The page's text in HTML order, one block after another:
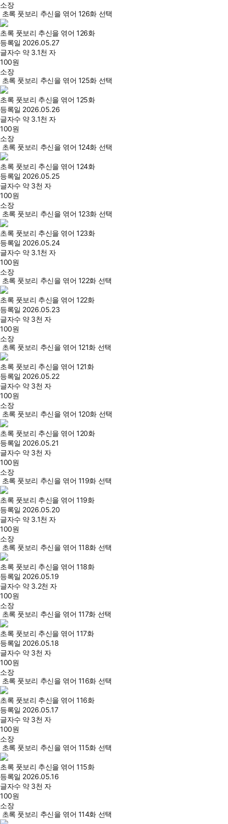
소장
초록 풋보리 추신을 엮어 126화 선택
초록 풋보리 추신을 엮어 126화
등록일 2026.05.27
글자수 약 3.1천 자
100원
소장
초록 풋보리 추신을 엮어 125화 선택
초록 풋보리 추신을 엮어 125화
등록일 2026.05.26
글자수 약 3.1천 자
100원
소장
초록 풋보리 추신을 엮어 124화 선택
초록 풋보리 추신을 엮어 124화
등록일 2026.05.25
글자수 약 3천 자
100원
소장
초록 풋보리 추신을 엮어 123화 선택
초록 풋보리 추신을 엮어 123화
등록일 2026.05.24
글자수 약 3.1천 자
100원
소장
초록 풋보리 추신을 엮어 122화 선택
초록 풋보리 추신을 엮어 122화
등록일 2026.05.23
글자수 약 3천 자
100원
소장
초록 풋보리 추신을 엮어 121화 선택
초록 풋보리 추신을 엮어 121화
등록일 2026.05.22
글자수 약 3천 자
100원
소장
초록 풋보리 추신을 엮어 120화 선택
초록 풋보리 추신을 엮어 120화
등록일 2026.05.21
글자수 약 3천 자
100원
소장
초록 풋보리 추신을 엮어 119화 선택
초록 풋보리 추신을 엮어 119화
등록일 2026.05.20
글자수 약 3.1천 자
100원
소장
초록 풋보리 추신을 엮어 118화 선택
초록 풋보리 추신을 엮어 118화
등록일 2026.05.19
글자수 약 3.2천 자
100원
소장
초록 풋보리 추신을 엮어 117화 선택
초록 풋보리 추신을 엮어 117화
등록일 2026.05.18
글자수 약 3천 자
100원
소장
초록 풋보리 추신을 엮어 116화 선택
초록 풋보리 추신을 엮어 116화
등록일 2026.05.17
글자수 약 3천 자
100원
소장
초록 풋보리 추신을 엮어 115화 선택
초록 풋보리 추신을 엮어 115화
등록일 2026.05.16
글자수 약 3천 자
100원
소장
초록 풋보리 추신을 엮어 114화 선택